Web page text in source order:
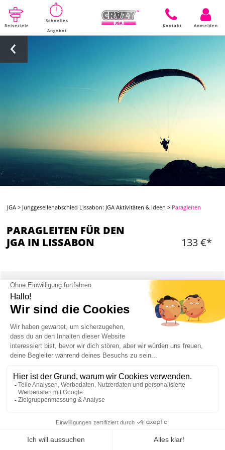
Reiseziele
Schnelles
Angebot
Kontakt Anmelden
JGA > Junggesellenabschied Lissabon: JGA Aktivitäten & Ideen > Paragleiten
PARAGLEITEN FÜR DEN
JGA IN LISSABON
133 €*
WAS IST ENTHALTEN?
15 Minuten Flugzeit
Gesamte Ausrüstung
Professionelle Betreuung
Transport im Minibus
PARAGLEITEN IN LISSABON : INFORMATION
Mein JGA in Lissabon